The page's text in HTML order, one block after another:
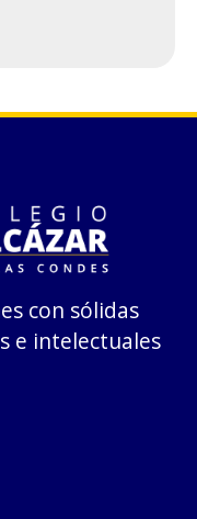
con sólidas
e intelectuales